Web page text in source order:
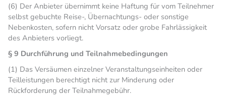
(6) Der Anbieter übernimmt keine Haftung für vom Teilnehmer
selbst gebuchte Reise-, Übernachtungs- oder sonstige
Nebenkosten, sofern nicht Vorsatz oder grobe Fahrlässigkeit
des Anbieters vorliegt.
§ 9 Durchführung und Teilnahmebedingungen
(1) Das Versäumen einzelner Veranstaltungseinheiten oder
Teilleistungen berechtigt nicht zur Minderung oder
Rückforderung der Teilnahmegebühr.